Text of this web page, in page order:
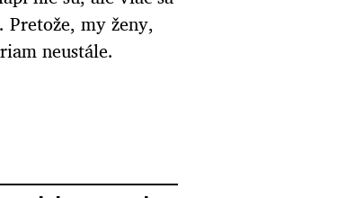
my ženy,
neustále.